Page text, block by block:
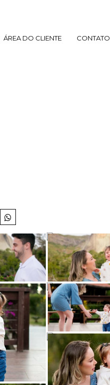
ÁREA DO CLIENTE CONTATO